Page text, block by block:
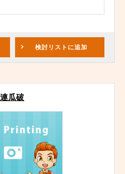
検討リスト に追加
瓜破